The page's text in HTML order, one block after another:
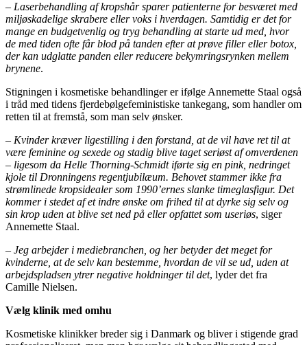
– Laserbehandling af kropshår sparer patienterne for besværet med
miljøskadelige skrabere eller voks i hverdagen. Samtidig er det for
mange en budgetvenlig og tryg behandling at starte ud med, hvor
de med tiden ofte får blod på tanden efter at prøve filler eller botox,
der kan udglatte panden eller reducere bekymringsrynken mellem
brynene.
Stigningen i kosmetiske behandlinger er ifølge Annemette Staal også
i tråd med tidens fjerdebølgefeministiske tankegang, som handler om
retten til at fremstå, som man selv ønsker.
– Kvinder kræver ligestilling i den forstand, at de vil have ret til at
være feminine og sexede og stadig blive taget seriøst af omverdenen
– ligesom da Helle Thorning-Schmidt iførte sig en pink, nedringet
kjole til Dronningens regentjubilæum. Behovet stammer ikke fra
strømlinede kropsidealer som 1990’ernes slanke timeglasfigur. Det
kommer i stedet af et indre ønske om frihed til at dyrke sig selv og
sin krop uden at blive set ned på eller opfattet som useriøs, siger
Annemette Staal.
– Jeg arbejder i mediebranchen, og her betyder det meget for
kvinderne, at de selv kan bestemme, hvordan de vil se ud, uden at
arbejdspladsen ytrer negative holdninger til det, lyder det fra
Camille Nielsen.
Vælg klinik med omhu
Kosmetiske klinikker breder sig i Danmark og bliver i stigende grad